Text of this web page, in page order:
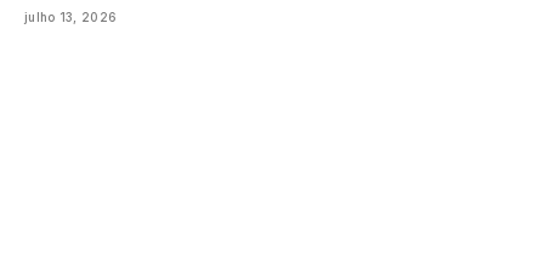
julho 13, 2026